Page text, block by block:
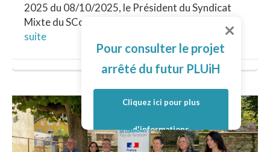
2025 du 08/10/2025, le Président du Syndicat
Mixte du SCoT de la Vallée de l’Ariège a …
suite
Pour consulter le projet
arrêté du futur PLUiH
Cliquez ici pour plus
d'informations